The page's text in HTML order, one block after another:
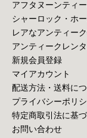
アフタヌーンティ
シャーロック・ホ
レアなアンティー
アンティークレン
新規会員登録
マイアカウント
配送方法・送料に
プライバシーポリ
特定商取引法に基
お問い合わせ